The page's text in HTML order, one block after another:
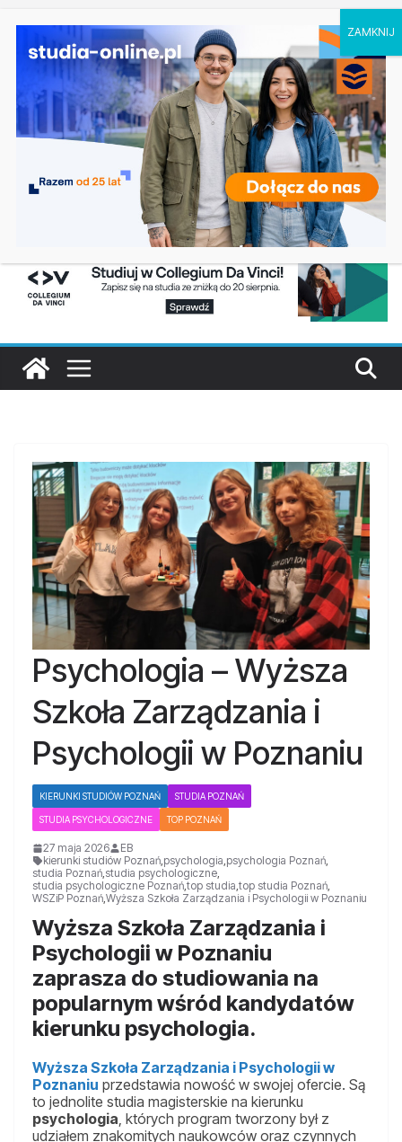
Ostatnie
wpisy:
Prawo w Łomży
Pedagogika przedszkolna i wczesnoszkolna w
Skierniewicach
Kosmetologia w Opolu
Logistyka – studia inżynierskie na Uniwersytecie
Szczecińskim
Elektroniczne przetwarzanie informacji w
Krakowie
Psychologia – Wyższa
Szkoła Zarządzania i
Psychologii w Poznaniu
KIERUNKI STUDIÓW POZNAŃ STUDIA POZNAŃ
STUDIA PSYCHOLOGICZNE TOP POZNAŃ
27 maja 2026
EB
kierunki studiów Poznań,psychologia,psychologia Poznań,
studia Poznań,studia psychologiczne,
studia psychologiczne Poznań,top studia,top studia Poznań,
WSZiP Poznań,Wyższa Szkoła Zarządzania i Psychologii w Poznaniu
Wyższa Szkoła Zarządzania i
Psychologii w Poznaniu
zaprasza do studiowania na
popularnym wśród kandydatów
kierunku psychologia.
Wyższa Szkoła Zarządzania i Psychologii w
Poznaniu przedstawia nowość w swojej ofercie. Są
to jednolite studia magisterskie na kierunku
psychologia, których program tworzony był z
udziałem znakomitych naukowców oraz czynnych